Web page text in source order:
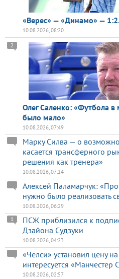
«Верес» — «Динамо» —
10.08.2026, 08:20
Олег Саленко: «Футбола
было мало»
2
10.08.2026, 07:49
Марку Силва — о
касается трансферного
решения как тренера»
10.08.2026, 07:14
Алексей Паламарчук:
нужно было реализовать
10.08.2026, 06:29
ПСЖ приблизился к
Дзайона Судзуки
1
10.08.2026, 04:23
«Челси» установил цену
интересуется «Манчестер
10.08.2026, 02:57